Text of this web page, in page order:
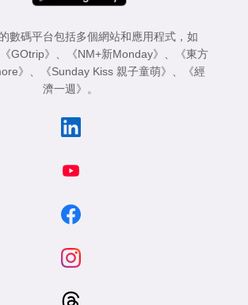
數碼平台包括多個網站和應用程式，如
《GOtrip》 《NM+新Monday》
《東方
》 《Sunday Kiss 親子童萌》
《經
濟一週》
。